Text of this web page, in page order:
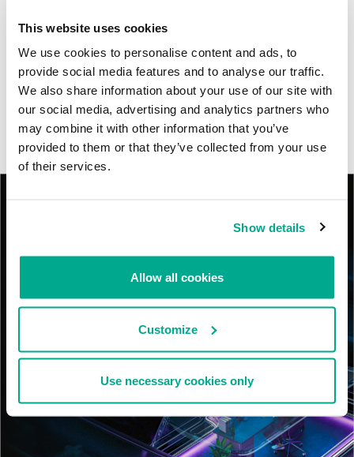
This website uses cookies
We use cookies to personalise content and ads, to
provide social media features and to analyse our traffic.
We also share information about your use of our site with
our social media, advertising and analytics partners who
may combine it with other information that you’ve
provided to them or that they’ve collected from your use
of their services.
Show details
Allow all cookies
Customize
Use necessary cookies only
Tácticas, técnicas y procedimientos (TTPs) de los grupos de
APT asiáticos modernos
MosaicRegressor: acechando en las sombras de UEFI
RevengeHotels: cibercrimen dirigido a recepciones de hotel
en todo el mundo